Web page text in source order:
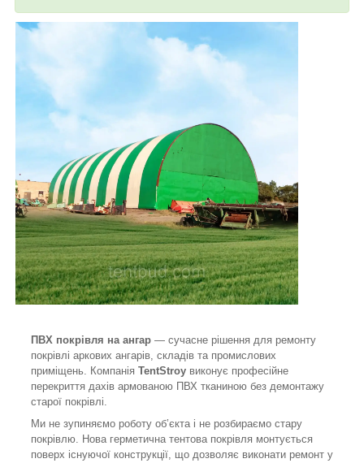
ПВХ покрівля на ангар — сучасне рішення для ремонту
покрівлі аркових ангарів, складів та промислових
приміщень. Компанія TentStroy виконує професійне
перекриття дахів армованою ПВХ тканиною без демонтажу
старої покрівлі.
Ми не зупиняємо роботу об’єкта і не розбираємо стару
покрівлю. Нова герметична тентова покрівля монтується
поверх існуючої конструкції, що дозволяє виконати ремонт у